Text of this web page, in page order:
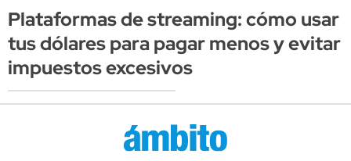
Plataformas de streaming: cómo usar
tus dólares para pagar menos y evitar
impuestos excesivos